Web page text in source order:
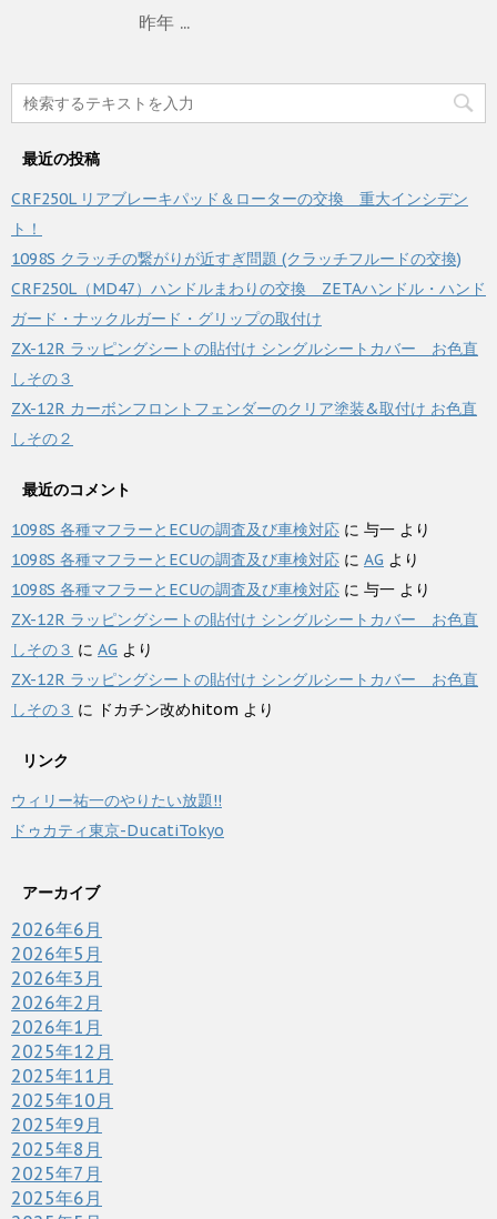
昨年 ...
最近の投稿
CRF250L リアブレーキパッド＆ローターの交換 重大インシデン
ト！
1098S クラッチの繋がりが近すぎ問題 (クラッチフルードの交換)
CRF250L（MD47）ハンドルまわりの交換 ZETAハンドル・ハンド
ガード・ナックルガード・グリップの取付け
ZX-12R ラッピングシートの貼付け シングルシートカバー お色直
しその３
ZX-12R カーボンフロントフェンダーのクリア塗装&取付け お色直
しその２
最近のコメント
1098S 各種マフラーとECUの調査及び車検対応 に 与一 より
1098S 各種マフラーとECUの調査及び車検対応 に AG より
1098S 各種マフラーとECUの調査及び車検対応 に 与一 より
ZX-12R ラッピングシートの貼付け シングルシートカバー お色直
しその３ に AG より
ZX-12R ラッピングシートの貼付け シングルシートカバー お色直
しその３ に ドカチン改めhitom より
リンク
ウィリー祐一のやりたい放題!!
ドゥカティ東京-DucatiTokyo
アーカイブ
2026年6月
2026年5月
2026年3月
2026年2月
2026年1月
2025年12月
2025年11月
2025年10月
2025年9月
2025年8月
2025年7月
2025年6月